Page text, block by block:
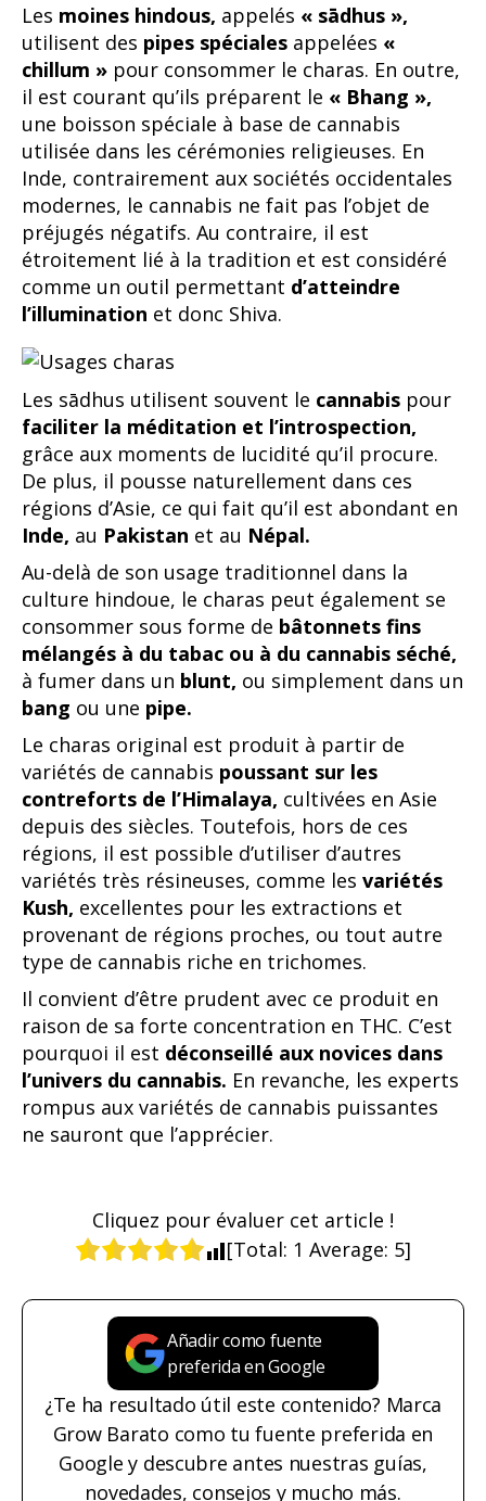
Les moines hindous, appelés « sādhus »,
utilisent des pipes spéciales appelées «
chillum » pour consommer le charas. En outre,
il est courant qu’ils préparent le « Bhang »,
une boisson spéciale à base de cannabis
utilisée dans les cérémonies religieuses. En
Inde, contrairement aux sociétés occidentales
modernes, le cannabis ne fait pas l’objet de
préjugés négatifs. Au contraire, il est
étroitement lié à la tradition et est considéré
comme un outil permettant d’atteindre
l’illumination et donc Shiva.
Les sādhus utilisent souvent le cannabis pour
faciliter la méditation et l’introspection,
grâce aux moments de lucidité qu’il procure.
De plus, il pousse naturellement dans ces
régions d’Asie, ce qui fait qu’il est abondant en
Inde, au Pakistan et au Népal.
Au-delà de son usage traditionnel dans la
culture hindoue, le charas peut également se
consommer sous forme de bâtonnets fins
mélangés à du tabac ou à du cannabis séché,
à fumer dans un blunt, ou simplement dans un
bang ou une pipe.
Le charas original est produit à partir de
variétés de cannabis poussant sur les
contreforts de l’Himalaya, cultivées en Asie
depuis des siècles. Toutefois, hors de ces
régions, il est possible d’utiliser d’autres
variétés très résineuses, comme les variétés
Kush, excellentes pour les extractions et
provenant de régions proches, ou tout autre
type de cannabis riche en trichomes.
Il convient d’être prudent avec ce produit en
raison de sa forte concentration en THC. C’est
pourquoi il est déconseillé aux novices dans
l’univers du cannabis. En revanche, les experts
rompus aux variétés de cannabis puissantes
ne sauront que l’apprécier.
Cliquez pour évaluer cet article !
[Total: 1 Average: 5]
Añadir como fuente
preferida en Google
¿Te ha resultado útil este contenido? Marca
Grow Barato como tu fuente preferida en
Google y descubre antes nuestras guías,
novedades, consejos y mucho más.